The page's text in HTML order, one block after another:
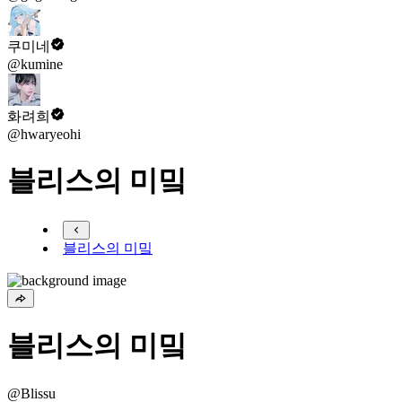
쿠미네
@kumine
화려희
@hwaryeohi
블리스의 미밐
블리스의 미밐
블리스의 미밐
@Blissu